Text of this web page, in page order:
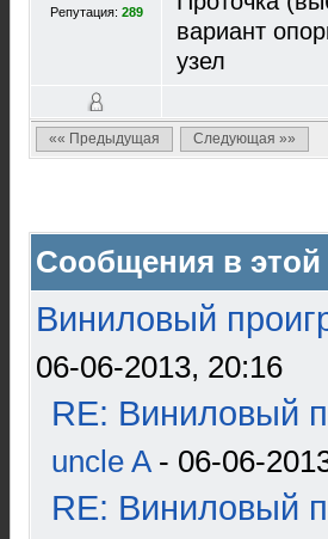
Репутация: 289
вариант
узел
«« Предыдущая Следующая »»
Сообщения в этой
Виниловый
06-06-2013, 20:16
RE: Виниловый
uncle A- 06-06-
RE: Виниловый